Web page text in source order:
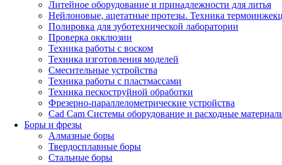
Литейное оборудование и принадлежности для литья
Нейлоновые, ацетатные протезы. Техника
Полировка для зуботехнической лаборатории
Проверка окклюзии
Техника работы с воском
Техника изготовления моделей
Смесительные устройства
Техника работы с пластмассами
Техника пескоструйной обработки
Фрезерно-параллелометрические устройства
Cad Cam Системы оборудование и расходные
Боры и фрезы
Алмазные боры
Твердосплавные боры
Стальные боры